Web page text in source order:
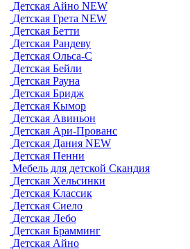
Детская Айно NEW
Детская Грета NEW
Детская Бетти
Детская Рандеву
Детская Ольса-С
Детская Бейли
Детская Рауна
Детская Бридж
Детская Кымор
Детская Авиньон
Детская Ари-Прованс
Детская Дания NEW
Детская Пенни
Мебель для детской Скандия
Детская Хельсинки
Детская Классик
Детская Сиело
Детская Лебо
Детская Брамминг
Детская Айно